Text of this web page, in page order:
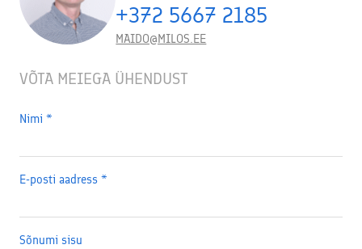
+372 5667 2185
MAIDO@MILOS.EE
VÕTA MEIEGA ÜHENDUST
Nimi *
E-posti aadress *
Sõnumi sisu